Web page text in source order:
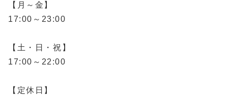
【月～金】
17:00～23:00
【土・日・祝】
17:00～22:00
【定休日】